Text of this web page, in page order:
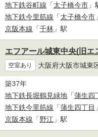
地下鉄谷町線 「太子橋今市 」
地下鉄今里筋線 「太子橋今市
京阪本線 「千林 」駅
エフアール城東中央(旧エ
空室あり 大阪府大阪市城東
築37年
地下鉄長堀鶴見緑地 「蒲生四
地下鉄今里筋線 「蒲生四丁目
京阪本線 「野江 」駅